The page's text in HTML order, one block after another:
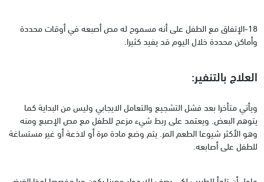
18-الإتفاق مع الطفل على أنه مسموح له مص أصبعه في أوقات محددة
وأماكن محددة خلال اليوم قد يفيد كثيرا.
العلاج بالتنفير:
ويأتي متأخرا بعد فشل التشجيع والتعامل الايجابي وليس من البداية كما
يتوهم البعض. ويعتمد على ربط شيء مزعج للطفل مع مص الإصبع ومنه
وهو الأكثر شيوعا الطعم المر. يتم وضع مادة مرة أو لاذعة أو غير مستساغة
للطفل على أصابعه.